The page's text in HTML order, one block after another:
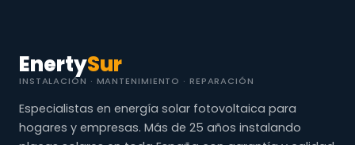
EnertySur
INSTALACIÓN · MANTENIMIENTO · REPARACIÓN
Especialistas en energía solar fotovoltaica para
hogares y empresas. Más de 25 años instalando